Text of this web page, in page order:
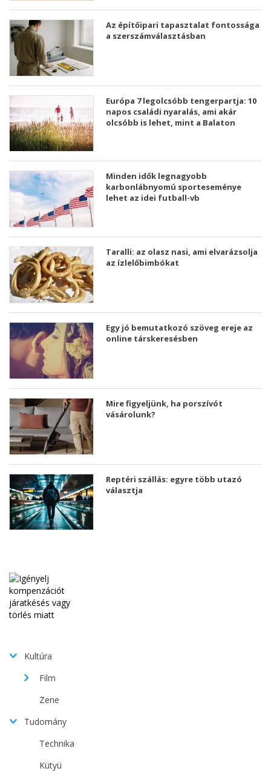
Az építőipari tapasztalat fontossága
a szerszámválasztásban
Európa 7 legolcsóbb tengerpartja: 10
napos családi nyaralás, ami akár
olcsóbb is lehet, mint a Balaton
Minden idők legnagyobb
karbonlábnyomú sporteseménye
lehet az idei futball-vb
Taralli: az olasz nasi, ami elvarázsolja
az ízlelőbimbókat
Egy jó bemutatkozó szöveg ereje az
online társkeresésben
Mire figyeljünk, ha porszívót
vásárolunk?
Reptéri szállás: egyre több utazó
választja
Kultúra
Film
Zene
Tudomány
Technika
Kütyü